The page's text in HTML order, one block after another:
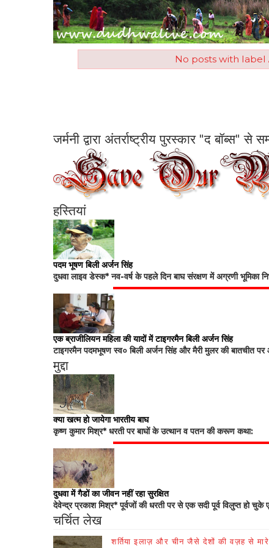
No posts with label
जर्मनी द्वारा अंतर्राष्ट्रीय पुरस्कार "द बॉब्स" से
हस्तियां
पदम भूषण बिली अर्जन सिंह
दुधवा लाइव डेस्क* नव-वर्ष के पहले दिन बाघ संरक्षण में अग्रणी भूमिका
एक ब्राजीलियन महिला की यादों में टाइगरमैन बिली अर्जन सिंह
टाइगरमैन पदमभूषण स्व० बिली अर्जन सिंह और मैरी मुलर की बातचीत पर
मुद्दा
क्या खत्म हो जायेगा भारतीय बाघ
कृष्ण कुमार मिश्र* धरती पर बाघों के उत्थान व पतन की करूण कथा:
दुधवा में गैडों का जीवन नहीं रहा सुरक्षित
देवेन्द्र प्रकाश मिश्र* पूर्वजों की धरती पर से एक सदी पूर्व विलुप्त हो चुके
चर्चित लेख
शर्तिया इलाज़ और चीन जैसे देशों की वज़ह से